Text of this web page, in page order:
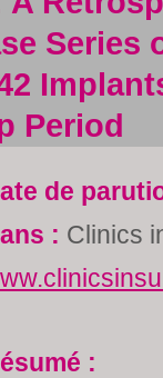
Series
Period
de
: Clinics
: